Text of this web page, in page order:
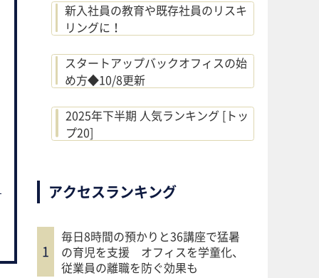
新入社員の教育や既存社員のリスキ
リングに！
スタートアップバックオフィスの始
め方◆10/8更新
2025年下半期 人気ランキング [トッ
プ20]
アクセスランキング
毎日8時間の預かりと36講座で猛暑
の育児を支援 オフィスを学童化、
従業員の離職を防ぐ効果も